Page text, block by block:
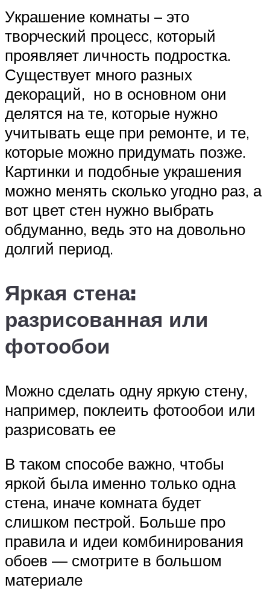
Украшение комнаты – это
творческий процесс, который
проявляет личность подростка.
Существует много разных
декораций, но в основном они
делятся на те, которые нужно
учитывать еще при ремонте, и те,
которые можно придумать позже.
Картинки и подобные украшения
можно менять сколько угодно раз, а
вот цвет стен нужно выбрать
обдуманно, ведь это на довольно
долгий период.
Яркая стена:
разрисованная или
фотообои
Можно сделать одну яркую стену,
например, поклеить фотообои или
разрисовать ее
В таком способе важно, чтобы
яркой была именно только одна
стена, иначе комната будет
слишком пестрой. Больше про
правила и идеи комбинирования
обоев — смотрите в большом
материале